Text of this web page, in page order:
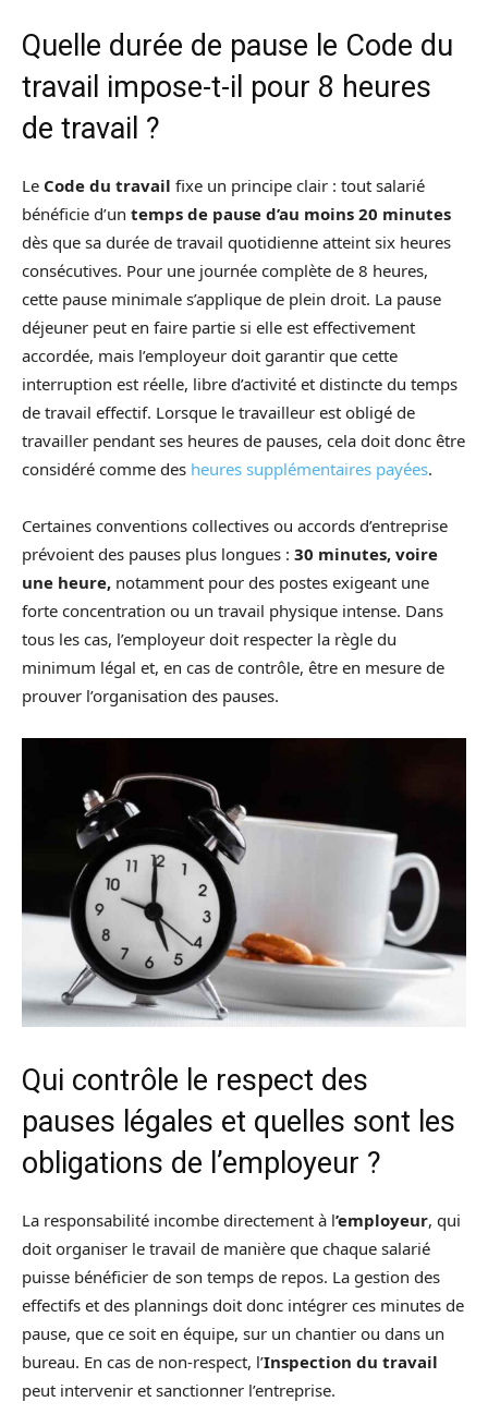
Quelle durée de pause le Code du
travail impose-t-il pour 8 heures
de travail ?
Le Code du travail fixe un principe clair : tout salarié
bénéficie d’un temps de pause d’au moins 20 minutes
dès que sa durée de travail quotidienne atteint six heures
consécutives. Pour une journée complète de 8 heures,
cette pause minimale s’applique de plein droit. La pause
déjeuner peut en faire partie si elle est effectivement
accordée, mais l’employeur doit garantir que cette
interruption est réelle, libre d’activité et distincte du temps
de travail effectif. Lorsque le travailleur est obligé de
travailler pendant ses heures de pauses, cela doit donc être
considéré comme des heures supplémentaires payées.
Certaines conventions collectives ou accords d’entreprise
prévoient des pauses plus longues : 30 minutes, voire
une heure, notamment pour des postes exigeant une
forte concentration ou un travail physique intense. Dans
tous les cas, l’employeur doit respecter la règle du
minimum légal et, en cas de contrôle, être en mesure de
prouver l’organisation des pauses.
Qui contrôle le respect des
pauses légales et quelles sont les
obligations de l’employeur ?
La responsabilité incombe directement à l’employeur, qui
doit organiser le travail de manière que chaque salarié
puisse bénéficier de son temps de repos. La gestion des
effectifs et des plannings doit donc intégrer ces minutes de
pause, que ce soit en équipe, sur un chantier ou dans un
bureau. En cas de non-respect, l’Inspection du travail
peut intervenir et sanctionner l’entreprise.